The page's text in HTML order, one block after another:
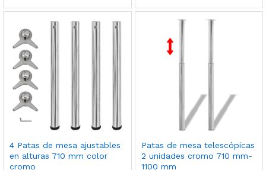
4 Patas de mesa ajustables
en alturas 710 mm color
cromo
Patas de mesa telescópicas
2 unidades cromo 710 mm-
1100 mm